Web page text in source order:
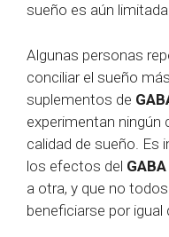
sueño es aún
Algunas personas
conciliar el sueño
suplementos de
experimentan ningún
calidad de sueño. Es
los efectos del GABA
a otra, y que no
beneficiarse por igual